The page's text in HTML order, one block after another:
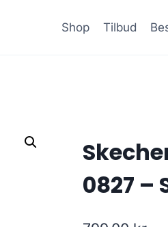
Shop Tilbud
0827 –